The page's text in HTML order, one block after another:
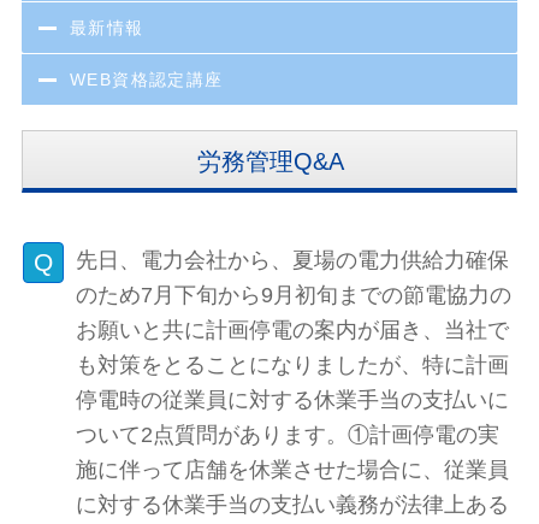
最新情報
WEB資格認定講座
労務管理Q&A
先日、電力会社から、夏場の電力供給力確保
のため7月下旬から9月初旬までの節電協力の
お願いと共に計画停電の案内が届き、当社で
も対策をとることになりましたが、特に計画
停電時の従業員に対する休業手当の支払いに
ついて2点質問があります。①計画停電の実
施に伴って店舗を休業させた場合に、従業員
に対する休業手当の支払い義務が法律上ある